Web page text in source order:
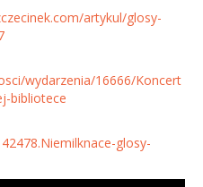
artykul/glosy-
wydarzenia/16666/Koncert
bibliotece
glosy-